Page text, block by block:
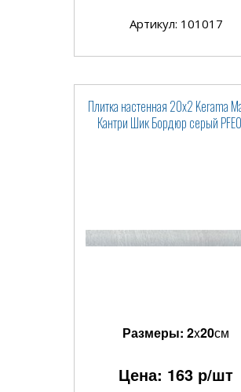
Артикул: 101017
Плитка настенная 20x2 Kerama
Кантри Шик Бордюр серый
Размеры: 2x20см
Цена: 163 р/шт